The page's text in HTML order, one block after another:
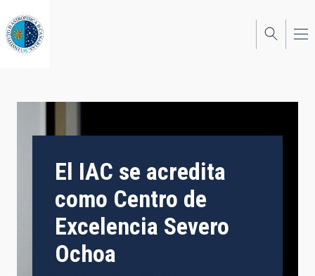
to
main
content
El IAC se acredita
como Centro de
Excelencia Severo
Ochoa